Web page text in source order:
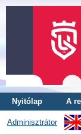
Nyitólap A
Adminisztrátor